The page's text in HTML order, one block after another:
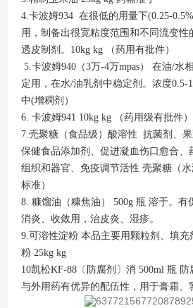
4.卡波姆934 在很低的用量下(0.25-
用，制备出很宽粘度范围和不同流变性
透皮制剂。10kg kg （药用有批件）
5.卡波姆940（3万-4万mpas） 在油/水
定用，在水/油乳剂中稳定剂。浓度0.5-
中(增稠剂）
6. 卡波姆941 10kg kg （药用级有批件
7.壳聚糖（食品级）酸溶性 抗菌剂、果
保健食品添加剂、促进凝血伤口愈合、
组织和器官、免疫调节活性 壳聚糖（
标准）
8. 糠馏油（糠焦油） 500g 瓶 溶于。有
消炎、收敛用，治皮炎、湿疹。
9.可溶性淀粉 本品主要用颗粒剂、填
粉 25kg kg
10凯松KF-88〔防腐剂〕消 500ml 瓶 防
与外用药有优异的配伍性，用于膏霜、